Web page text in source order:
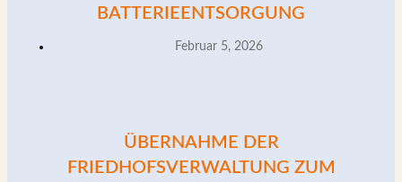
BATTERIEENTSORGUNG
Februar 5, 2026
ÜBERNAHME DER
FRIEDHOFSVERWALTUNG ZUM